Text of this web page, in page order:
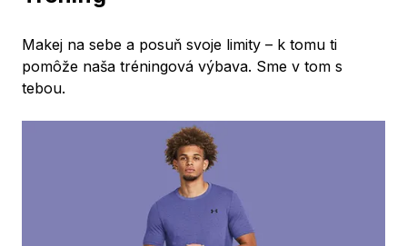
Makej na sebe a posuň svoje limity – k tomu ti
pomôže naša tréningová výbava. Sme v tom s
tebou.